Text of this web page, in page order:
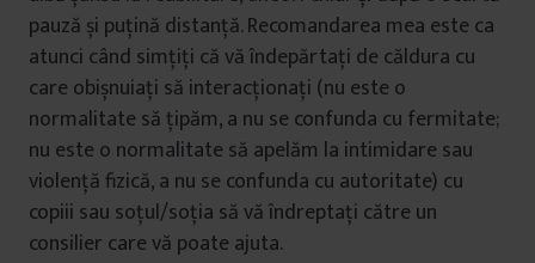
pauză și puțină distanță. Recomandarea mea este ca
atunci când simțiți că vă îndepărtați de căldura cu
care obișnuiați să interacționați (nu este o
normalitate să țipăm, a nu se confunda cu fermitate;
nu este o normalitate să apelăm la intimidare sau
violență fizică, a nu se confunda cu autoritate) cu
copiii sau soțul/soția să vă îndreptați către un
consilier care vă poate ajuta.